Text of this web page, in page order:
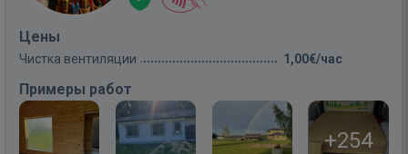
Цены
Чистка вентиляции 1,00€/час
Примеры работ
+254